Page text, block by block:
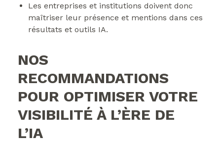
Les entreprises et institutions doivent donc
maîtriser leur présence et mentions dans ces
résultats et outils IA.
NOS
RECOMMANDATIONS
POUR OPTIMISER VOTRE
VISIBILITÉ À L’ÈRE DE
L’IA